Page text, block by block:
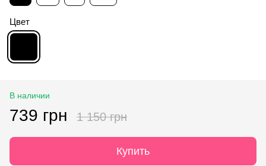
Цвет
В наличии
739 грн 1 150 грн
Купить